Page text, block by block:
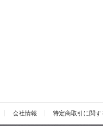
会社情報 特定商取引に関